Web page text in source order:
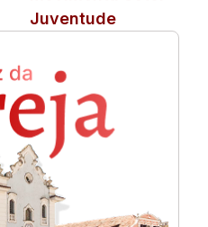
Juventude